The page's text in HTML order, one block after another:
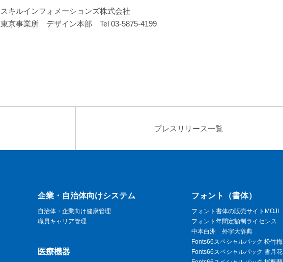
スキルインフォメーションズ株式会社
東京事業所 デザイン本部 Tel 03-5875-4199
プレスリリース一覧
企業・自治体向けシステム
自治体・企業向け健康管理
職員キャリア管理
医療機器
フォント（書体）
フォント書体の販売サイトMOJI
フォント年間定額制ライセンス
中本白洲 外字大辞典
Fonts66スペシャルパック 松竹梅
Fonts66スペシャルパック 雪月花